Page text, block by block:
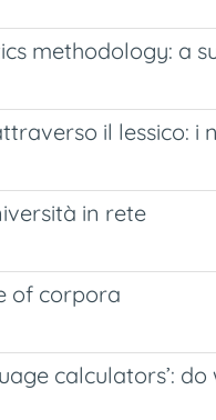
methodology: a
il lessico: i
in rete
of corpora
calculators’: